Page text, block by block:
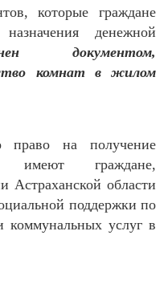
которые граждане
денежной
документом,
комнат в жилом
право на получение
имеют граждане,
Астраханской области
поддержки по
коммунальных услуг в